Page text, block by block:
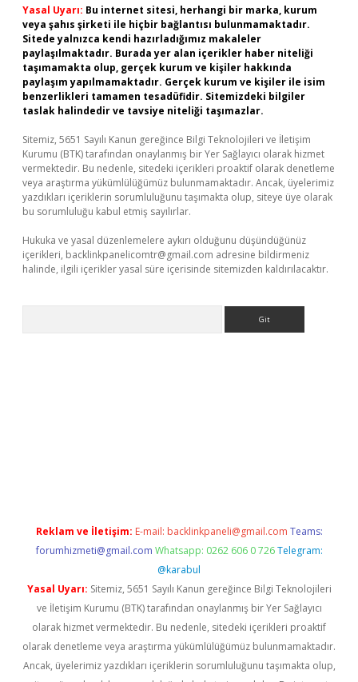
Yasal Uyarı: Bu internet sitesi, herhangi bir marka, kurum
veya şahıs şirketi ile hiçbir bağlantısı bulunmamaktadır.
Sitede yalnızca kendi hazırladığımız makaleler
paylaşılmaktadır. Burada yer alan içerikler haber niteliği
taşımamakta olup, gerçek kurum ve kişiler hakkında
paylaşım yapılmamaktadır. Gerçek kurum ve kişiler ile isim
benzerlikleri tamamen tesadüfidir. Sitemizdeki bilgiler
taslak halindedir ve tavsiye niteliği taşımazlar.
Sitemiz, 5651 Sayılı Kanun gereğince Bilgi Teknolojileri ve İletişim
Kurumu (BTK) tarafından onaylanmış bir Yer Sağlayıcı olarak hizmet
vermektedir. Bu nedenle, sitedeki içerikleri proaktif olarak denetleme
veya araştırma yükümlülüğümüz bulunmamaktadır. Ancak, üyelerimiz
yazdıkları içeriklerin sorumluluğunu taşımakta olup, siteye üye olarak
bu sorumluluğu kabul etmiş sayılırlar.
Hukuka ve yasal düzenlemelere aykırı olduğunu düşündüğünüz
içerikleri, backlinkpanelicomtr@gmail.com adresine bildirmeniz
halinde, ilgili içerikler yasal süre içerisinde sitemizden kaldırılacaktır.
Reklam ve İletişim: E-mail: backlinkpaneli@gmail.com Teams:
forumhizmeti@gmail.com Whatsapp: 0262 606 0 726 Telegram:
@karabul
Yasal Uyarı: Sitemiz, 5651 Sayılı Kanun gereğince Bilgi Teknolojileri
ve İletişim Kurumu (BTK) tarafından onaylanmış bir Yer Sağlayıcı
olarak hizmet vermektedir. Bu nedenle, sitedeki içerikleri proaktif
olarak denetleme veya araştırma yükümlülüğümüz bulunmamaktadır.
Ancak, üyelerimiz yazdıkları içeriklerin sorumluluğunu taşımakta olup,